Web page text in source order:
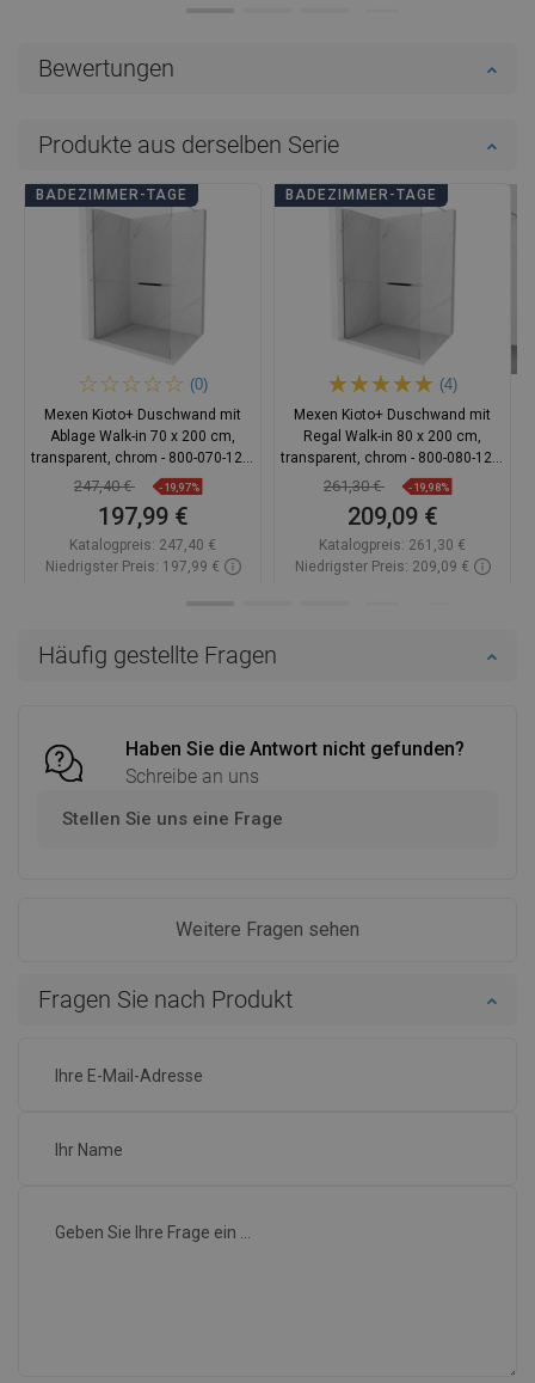
Häufig gestellte Fragen
Haben Sie die Antwort nicht gefunden?
Schreibe an uns
Stellen Sie uns eine Frage
Weitere Fragen sehen
Bewertungen
Fragen Sie nach Produkt
Produkte aus derselben Serie
BADEZIMMER-TAGE
(0)
Mexen Kioto+ Duschwand mit
Ablage Walk-in 70 x 200 cm,
transparent, chrom - 800-070-121-
01-00
247,40 € -19,97%
197,99 €
Katalogpreis: 247,40 €
Niedrigster Preis: 197,99 €
BADEZIMMER-TAGE
(4)
Mexen Kioto+ Duschwand mit
Regal Walk-in 80 x 200 cm,
transparent, chrom - 800-080-121-
01-00
261,30 € -19,98%
209,09 €
Katalogpreis: 261,30 €
Niedrigster Preis: 209,09 €